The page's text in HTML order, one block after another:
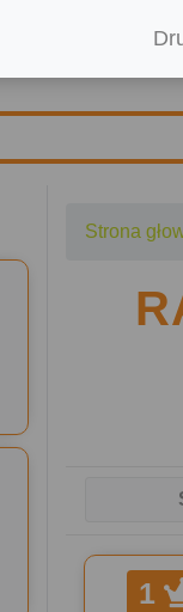
Strona
1